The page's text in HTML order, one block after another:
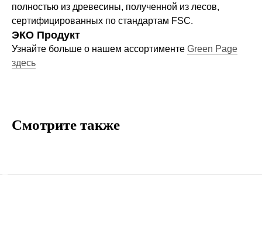
полностью из древесины, полученной из лесов,
сертифицированных по стандартам FSC.
ЭКО Продукт
Узнайте больше о нашем ассортименте Green Page
здесь
Смотрите также
Договор-оферта
Политика конфиденциальности
Блог